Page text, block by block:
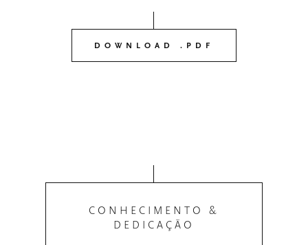
DOWNLOAD .PDF
CONHECIMENTO &
DEDICAÇÃO